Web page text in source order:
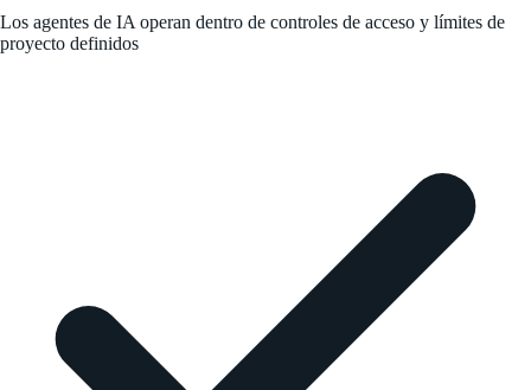
Los agentes de IA operan dentro de controles de acceso y límites de
proyecto definidos